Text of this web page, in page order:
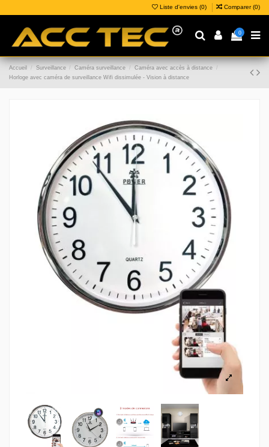
Liste d'envies (0) Comparer (0)
0
Accueil Surveillance Caméra surveillance
Caméra avec accès à distance
Horloge avec caméra de surveillance Wifi dissimulée - Vision à distance